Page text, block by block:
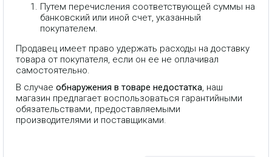
Путем перечисления соответствующей суммы на
банковский или иной счет, указанный
покупателем.
Продавец имеет право удержать расходы на доставку
товара от покупателя, если он ее не оплачивал
самостоятельно.
В случае обнаружения в товаре недостатка , наш
магазин предлагает воспользоваться гарантийными
обязательствами, предоставляемыми
производителями и поставщиками.